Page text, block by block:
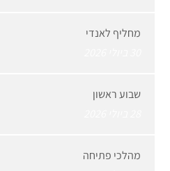
מחליף לאנדי
שבוע ראשון
מהלכי פתיחה